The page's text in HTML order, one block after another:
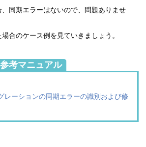
同期エラーはないので、問題ありませ
合のケース例を見ていきましょう。
考マニュアル
レーションの同期エラーの識別および修